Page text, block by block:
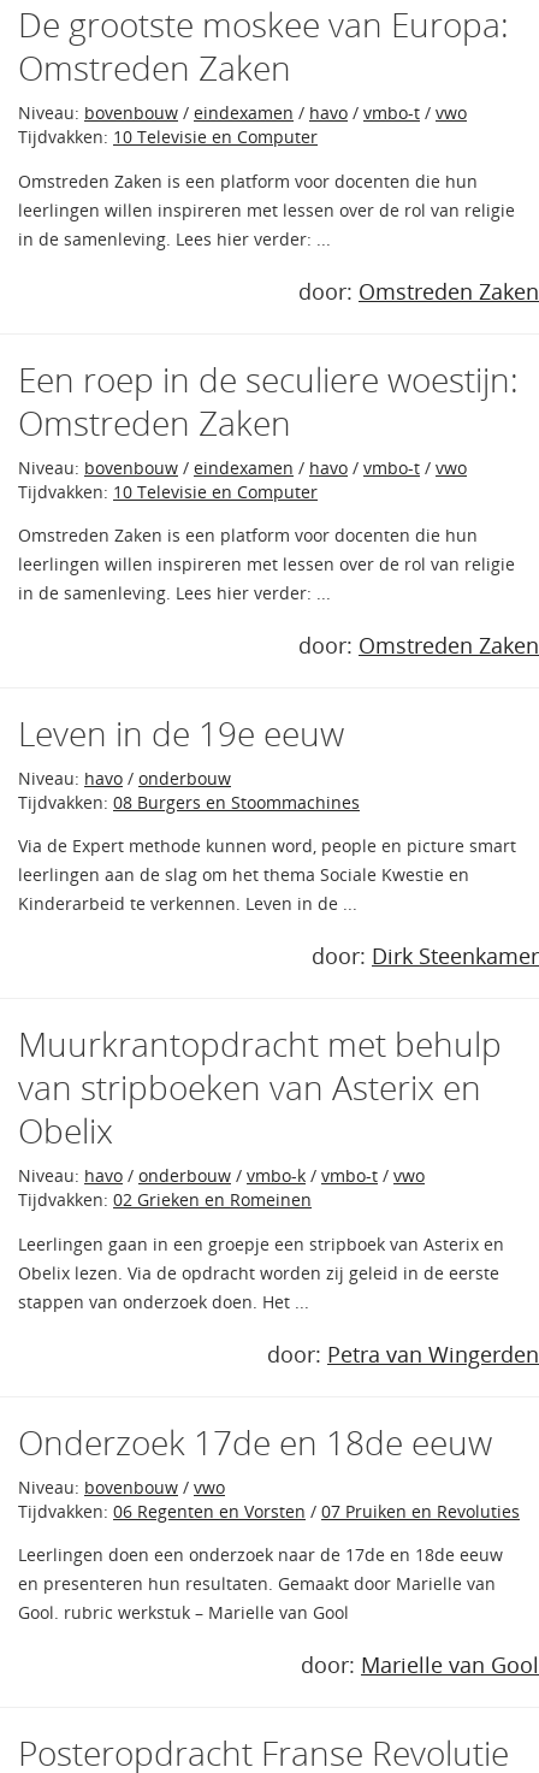
De grootste moskee van Europa:
Omstreden Zaken
Niveau: bovenbouw / eindexamen / havo / vmbo-t / vwo
Tijdvakken: 10 Televisie en Computer
Omstreden Zaken is een platform voor docenten die hun
leerlingen willen inspireren met lessen over de rol van religie
in de samenleving. Lees hier verder: ...
door: Omstreden Zaken
Een roep in de seculiere woestijn:
Omstreden Zaken
Niveau: bovenbouw / eindexamen / havo / vmbo-t / vwo
Tijdvakken: 10 Televisie en Computer
Omstreden Zaken is een platform voor docenten die hun
leerlingen willen inspireren met lessen over de rol van religie
in de samenleving. Lees hier verder: ...
door: Omstreden Zaken
Leven in de 19e eeuw
Niveau: havo / onderbouw
Tijdvakken: 08 Burgers en Stoommachines
Via de Expert methode kunnen word, people en picture smart
leerlingen aan de slag om het thema Sociale Kwestie en
Kinderarbeid te verkennen. Leven in de ...
door: Dirk Steenkamer
Muurkrantopdracht met behulp
van stripboeken van Asterix en
Obelix
Niveau: havo / onderbouw / vmbo-k / vmbo-t / vwo
Tijdvakken: 02 Grieken en Romeinen
Leerlingen gaan in een groepje een stripboek van Asterix en
Obelix lezen. Via de opdracht worden zij geleid in de eerste
stappen van onderzoek doen. Het ...
door: Petra van Wingerden
Onderzoek 17de en 18de eeuw
Niveau: bovenbouw / vwo
Tijdvakken: 06 Regenten en Vorsten / 07 Pruiken en Revoluties
Leerlingen doen een onderzoek naar de 17de en 18de eeuw
en presenteren hun resultaten. Gemaakt door Marielle van
Gool. rubric werkstuk – Marielle van Gool
door: Marielle van Gool
Posteropdracht Franse Revolutie